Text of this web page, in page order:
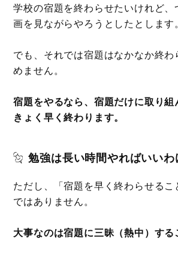
学校の宿題を終わらせたいけれど
画を見ながらやろうとしたとします。
でも、それでは宿題はなかなか終わ
めません。
宿題をやるなら、宿題だけに取り
きょく早く終わります。
勉強は長い時間やればいい
ただし、「宿題を早く終わらせる
ではありません。
大事なのは宿題に三昧（熱中）する